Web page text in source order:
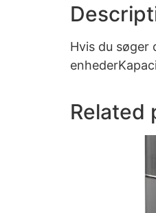
Hvis du søger
Related